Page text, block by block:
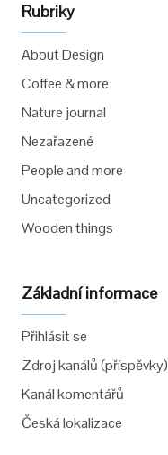
Rubriky
About Design
Coffee & more
Nature journal
Nezařazené
People and more
Uncategorized
Wooden things
Základní informace
Přihlásit se
Zdroj kanálů (příspěvky)
Kanál komentářů
Česká lokalizace